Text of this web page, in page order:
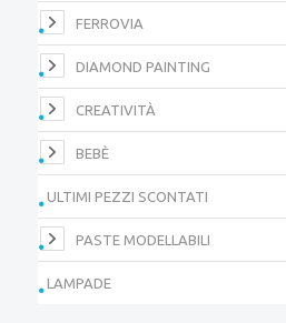
FERROVIA
DIAMOND PAINTING
CREATIVITÀ
BEBÈ
ULTIMI PEZZI SCONTATI
PASTE MODELLABILI
LAMPADE